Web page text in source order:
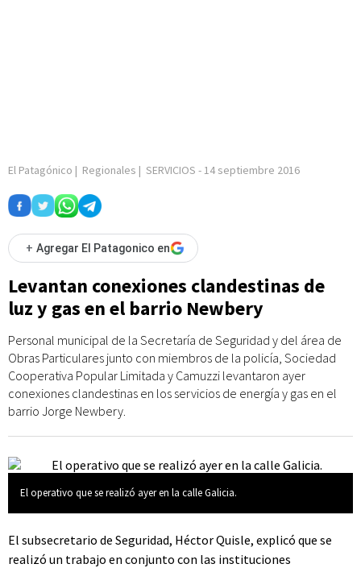
El Patagónico | Regionales | SERVICIOS - 14 septiembre 2016
+ Agregar El Patagonico en
Levantan conexiones clandestinas de
luz y gas en el barrio Newbery
Personal municipal de la Secretaría de Seguridad y del área de
Obras Particulares junto con miembros de la policía, Sociedad
Cooperativa Popular Limitada y Camuzzi levantaron ayer
conexiones clandestinas en los servicios de energía y gas en el
barrio Jorge Newbery.
El operativo que se realizó ayer en la calle Galicia.
El subsecretario de Seguridad, Héctor Quisle, explicó que se
realizó un trabajo en conjunto con las instituciones